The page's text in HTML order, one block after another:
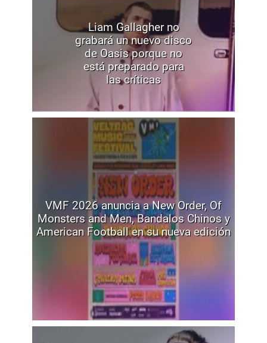
Liam Gallagher no
grabará un nuevo disco
de Oasis porque no
está preparado para
las críticas
VMF 2026 anuncia a New Order, Of
Monsters and Men, Bandalos Chinos y
American Football en su nueva edición